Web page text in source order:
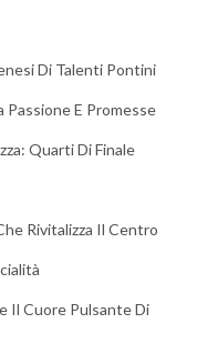
Di Talenti Pontini
E Promesse
Quarti Di Finale
Rivitalizza Il Centro
Il Cuore Pulsante Di